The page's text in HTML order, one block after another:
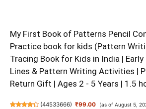
My First Book of Patterns Pencil
Practice book for kids (Pattern
Tracing Book for Kids in India |
Lines & Pattern Writing Activities |
Return Gift | Ages 2 - 5 Years | 1.5
(44533666) ₹99.00
(as of August 5,